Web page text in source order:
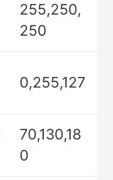
255,250,
250
0,255,127
70,130,18
0